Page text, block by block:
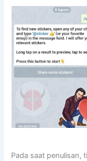
Pada saat penulisan,